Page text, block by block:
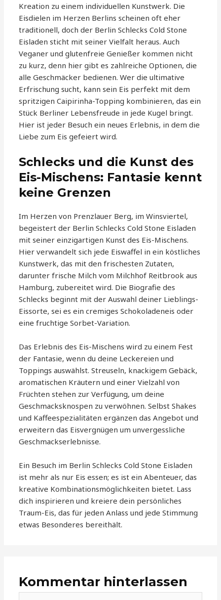
Kreation zu einem individuellen Kunstwerk. Die
Eisdielen im Herzen Berlins scheinen oft eher
traditionell, doch der Berlin Schlecks Cold Stone
Eisladen sticht mit seiner Vielfalt heraus. Auch
Veganer und glutenfreie Genießer kommen nicht
zu kurz, denn hier gibt es zahlreiche Optionen, die
alle Geschmäcker bedienen. Wer die ultimative
Erfrischung sucht, kann sein Eis perfekt mit dem
spritzigen Caipirinha-Topping kombinieren, das ein
Stück Berliner Lebensfreude in jede Kugel bringt.
Hier ist jeder Besuch ein neues Erlebnis, in dem die
Liebe zum Eis gefeiert wird.
Schlecks und die Kunst des
Eis-Mischens: Fantasie kennt
keine Grenzen
Im Herzen von Prenzlauer Berg, im Winsviertel,
begeistert der Berlin Schlecks Cold Stone Eisladen
mit seiner einzigartigen Kunst des Eis-Mischens.
Hier verwandelt sich jede Eiswaffel in ein köstliches
Kunstwerk, das mit den frischesten Zutaten,
darunter frische Milch vom Milchhof Reitbrook aus
Hamburg, zubereitet wird. Die Biografie des
Schlecks beginnt mit der Auswahl deiner Lieblings-
Eissorte, sei es ein cremiges Schokoladeneis oder
eine fruchtige Sorbet-Variation.
Das Erlebnis des Eis-Mischens wird zu einem Fest
der Fantasie, wenn du deine Leckereien und
Toppings auswählst. Streuseln, knackigem Gebäck,
aromatischen Kräutern und einer Vielzahl von
Früchten stehen zur Verfügung, um deine
Geschmacksknospen zu verwöhnen. Selbst Shakes
und Kaffeespezialitäten ergänzen das Angebot und
erweitern das Eisvergnügen um unvergessliche
Geschmackserlebnisse.
Ein Besuch im Berlin Schlecks Cold Stone Eisladen
ist mehr als nur Eis essen; es ist ein Abenteuer, das
kreative Kombinationsmöglichkeiten bietet. Lass
dich inspirieren und kreiere dein persönliches
Traum-Eis, das für jeden Anlass und jede Stimmung
etwas Besonderes bereithält.
Kommentar hinterlassen